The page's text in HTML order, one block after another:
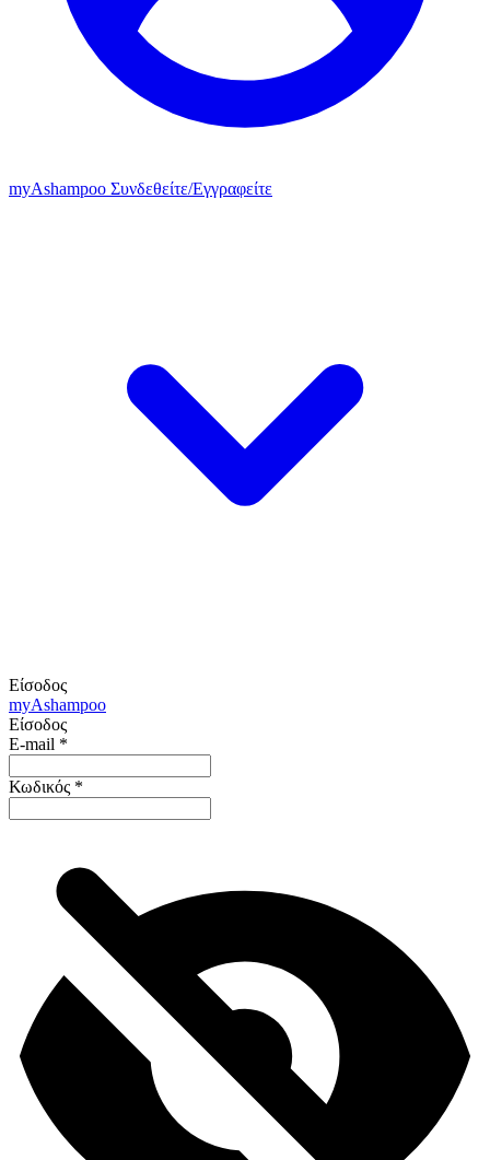
myAshampoo Συνδεθείτε/Εγγραφείτε
Είσοδος
myAshampoo
Είσοδος
E-mail *
Κωδικός *